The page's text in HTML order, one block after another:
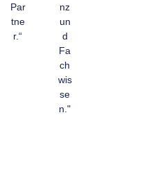
Par
tne
r.“
nz
un
d
Fa
ch
wis
se
n."